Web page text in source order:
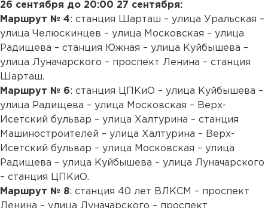
26 сентября до 20:00 27 сентября:
Маршрут № 4: станция Шарташ – улица Уральская –
улица Челюскинцев – улица Московская – улица
Радищева – станция Южная – улица Куйбышева –
улица Луначарского – проспект Ленина – станция
Шарташ.
Маршрут № 6: станция ЦПКиО – улица Куйбышева –
улица Радищева – улица Московская – Верх-
Исетский бульвар – улица Халтурина – станция
Машиностроителей – улица Халтурина – Верх-
Исетский бульвар – улица Московская – улица
Радищева – улица Куйбышева – улица Луначарского
– станция ЦПКиО.
Маршрут № 8: станция 40 лет ВЛКСМ – проспект
Ленина – улица Луначарского – проспект